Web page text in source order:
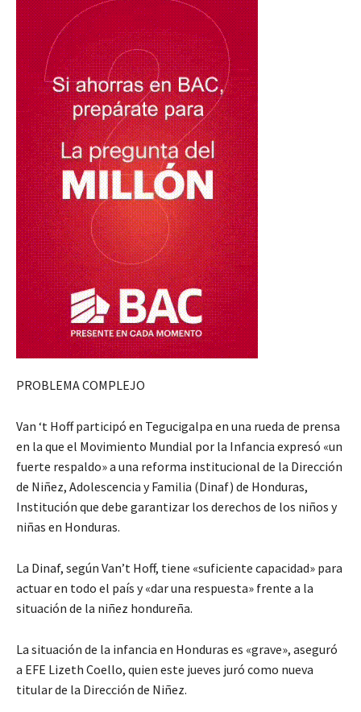
PROBLEMA COMPLEJO
Van ‘t Hoff participó en Tegucigalpa en una rueda de prensa
en la que el Movimiento Mundial por la Infancia expresó «un
fuerte respaldo» a una reforma institucional de la Dirección
de Niñez, Adolescencia y Familia (Dinaf) de Honduras,
Institución que debe garantizar los derechos de los niños y
niñas en Honduras.
La Dinaf, según Van’t Hoff, tiene «suficiente capacidad» para
actuar en todo el país y «dar una respuesta» frente a la
situación de la niñez hondureña.
La situación de la infancia en Honduras es «grave», aseguró
a EFE Lizeth Coello, quien este jueves juró como nueva
titular de la Dirección de Niñez.